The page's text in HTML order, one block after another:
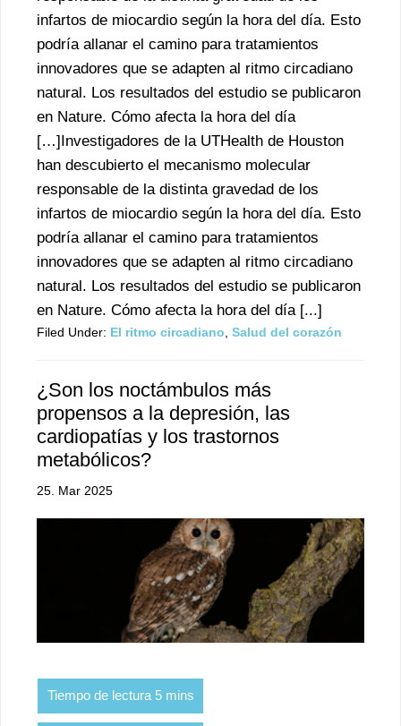
infartos de miocardio según la hora del día. Esto
podría allanar el camino para tratamientos
innovadores que se adapten al ritmo circadiano
natural. Los resultados del estudio se publicaron
en Nature. Cómo afecta la hora del día
[…]Investigadores de la UTHealth de Houston
han descubierto el mecanismo molecular
responsable de la distinta gravedad de los
infartos de miocardio según la hora del día. Esto
podría allanar el camino para tratamientos
innovadores que se adapten al ritmo circadiano
natural. Los resultados del estudio se publicaron
en Nature. Cómo afecta la hora del día [...]
Filed Under: El ritmo circadiano, Salud del corazón
¿Son los noctámbulos más
propensos a la depresión, las
cardiopatías y los trastornos
metabólicos?
25. Mar 2025